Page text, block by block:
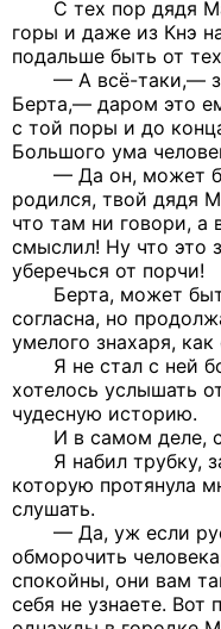
С тех пор дядя
горы и даже из Кнэ
подальше быть от
— А всё-таки,—
Берта,— даром это
с той поры и до
Большого ума
— Да он, может
родился, твой дядя
что там ни говори, а
смыслил! Ну что это
уберечься от порчи!
Берта, может
согласна, но
умелого знахаря,
Я не стал с ней
хотелось услышать
чудесную историю.
И в самом деле,
Я набил трубку,
которую протянула
слушать.
— Да, уж если
обморочить
спокойны, они вам
себя не узнаете. Вот